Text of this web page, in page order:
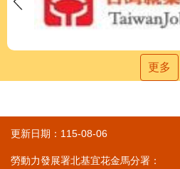
更多
更新日期：115-08-06
勞動力發展署北基宜花金馬分署：